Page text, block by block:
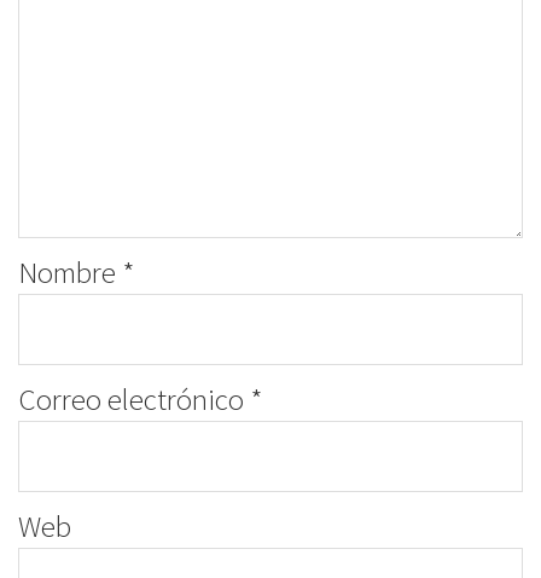
Nombre *
Correo electrónico *
Web